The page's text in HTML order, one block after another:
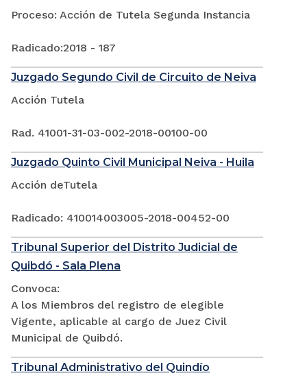
Proceso: Acción de Tutela Segunda Instancia
Radicado:2018 - 187
Juzgado Segundo Civil de Circuito de Neiva
Acción Tutela
Rad. 41001-31-03-002-2018-00100-00
Juzgado Quinto Civil Municipal Neiva - Huila
Acción deTutela
Radicado: 410014003005-2018-00452-00
Tribunal Superior del Distrito Judicial de
Quibdó - Sala Plena
Convoca:
A los Miembros del registro de elegible
Vigente, aplicable al cargo de Juez Civil
Municipal de Quibdó.
Tribunal Administrativo del Quindío